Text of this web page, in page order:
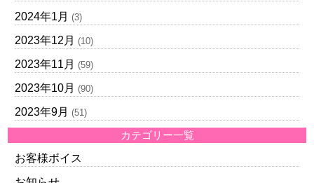
2024年1月 (3)
2023年12月 (10)
2023年11月 (59)
2023年10月 (90)
2023年9月 (51)
カテゴリー一覧
お客様ボイス